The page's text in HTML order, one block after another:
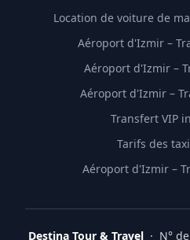
Location de voiture de
Aéroport d'Izmir –
Aéroport d'Izmir –
Aéroport d'Izmir –
Transfert VIP
Tarifs des
Aéroport d'Izmir –
Destina Tour & Travel· N° de